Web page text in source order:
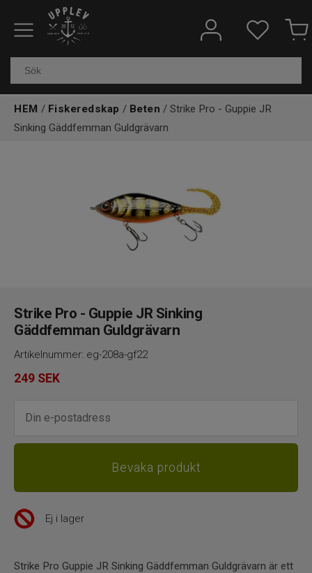
Fiskeredskap
Kläder & skor
HEM / Fiskeredskap / Beten / Strike Pro - Guppie JR
Sinking Gäddfemman Guldgrävarn
Strike Pro - Guppie JR Sinking
Gäddfemman Guldgrävarn
Artikelnummer: eg-208a-gf22
249 SEK
Ej i lager
Strike Pro Guppie JR Sinking Gäddfemman Guldgrävarn är ett